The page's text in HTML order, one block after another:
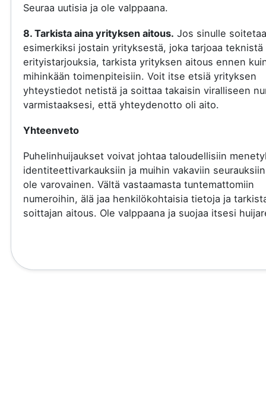
Seuraa uutisia ja ole valppaana.
8. Tarkista aina yrityksen aitous. Jos sinulle
esimerkiksi jostain yrityksestä, joka tarjoaa teknistä
erityistarjouksia, tarkista yrityksen aitous ennen
mihinkään toimenpiteisiin. Voit itse etsiä yrityksen
yhteystiedot netistä ja soittaa takaisin viralliseen
varmistaaksesi, että yhteydenotto oli aito.
Yhteenveto
Puhelinhuijaukset voivat johtaa taloudellisiin
identiteettivarkauksiin ja muihin vakaviin
ole varovainen. Vältä vastaamasta tuntemattomiin
numeroihin, älä jaa henkilökohtaisia tietoja ja
soittajan aitous. Ole valppaana ja suojaa itsesi